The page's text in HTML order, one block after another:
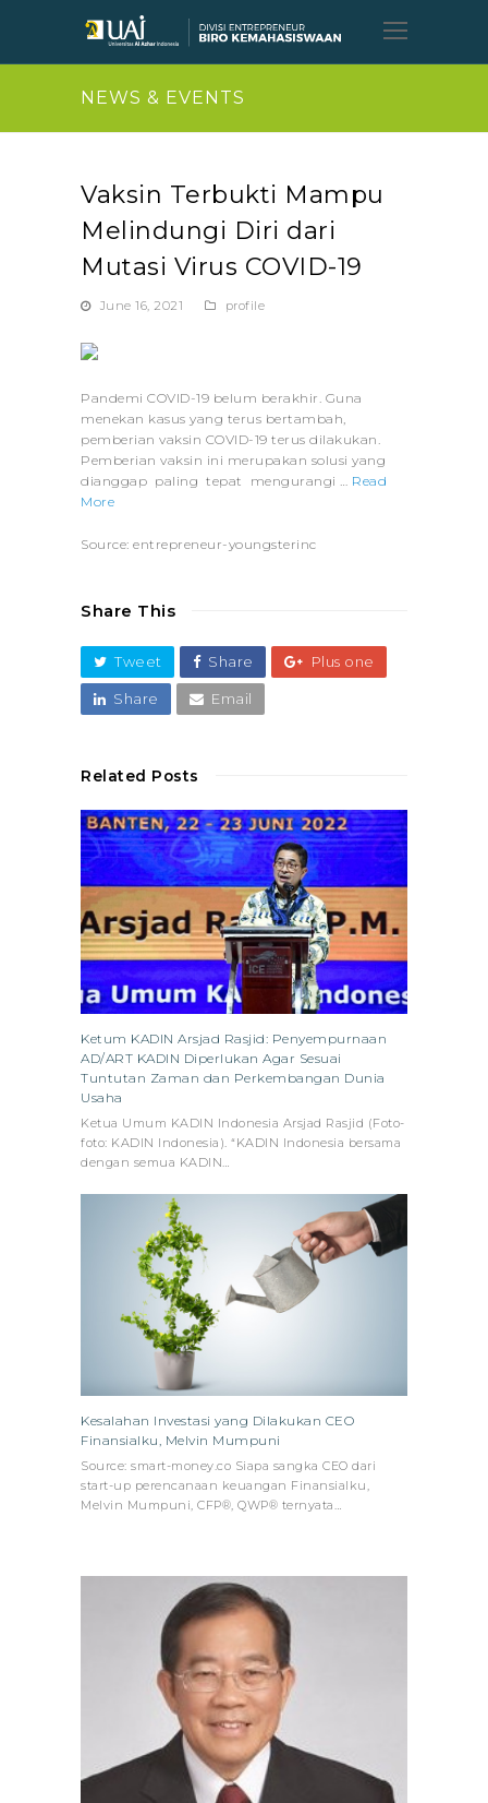
Open
Mobile
NEWS & EVENTS
Vaksin Terbukti Mampu
Melindungi Diri dari
Mutasi Virus COVID-19
June 16, 2021 profile
Pandemi COVID-19 belum berakhir. Guna
menekan kasus yang terus bertambah,
pemberian vaksin COVID-19 terus dilakukan.
Pemberian vaksin ini merupakan solusi yang
dianggap paling tepat mengurangi … Read
More
Source: entrepreneur-youngsterinc
Share This
Tweet Share Plus one
Share Email
Related Posts
Ketum KADIN Arsjad Rasjid: Penyempurnaan
AD/ART KADIN Diperlukan Agar Sesuai
Tuntutan Zaman dan Perkembangan Dunia
Usaha
Ketua Umum KADIN Indonesia Arsjad Rasjid (Foto-
foto: KADIN Indonesia). “KADIN Indonesia bersama
dengan semua KADIN…
Kesalahan Investasi yang Dilakukan CEO
Finansialku, Melvin Mumpuni
Source: smart-money.co Siapa sangka CEO dari
start-up perencanaan keuangan Finansialku,
Melvin Mumpuni, CFP®, QWP® ternyata…